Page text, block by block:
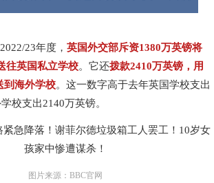
23年度， 英国外交部斥资1380万英镑将
往英国私立学校。它还拨款2410万英镑，用
到海外学校。这一数字高于去年英国学校支出
校支出2140万英镑。
图片来源：BBC官网